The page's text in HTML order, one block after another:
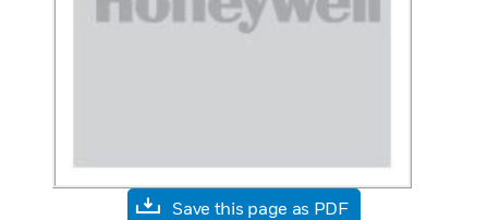
Save this page as PDF